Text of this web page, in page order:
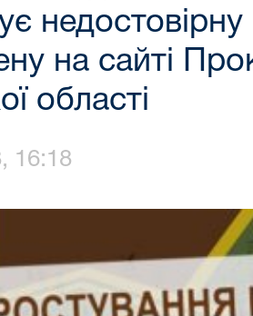
на сайті
області
16:18